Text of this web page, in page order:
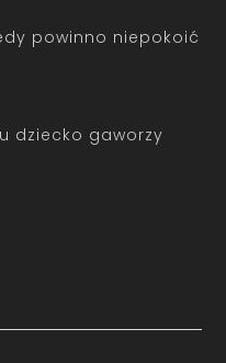
powinno niepokoić
dziecko gaworzy